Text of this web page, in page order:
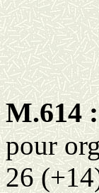
M.614
pour
26